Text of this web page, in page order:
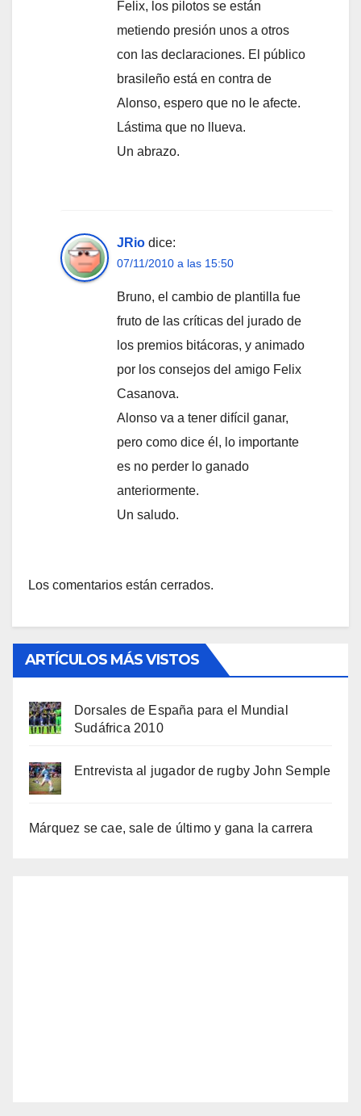
Felix, los pilotos se están
metiendo presión unos a otros
con las declaraciones. El público
brasileño está en contra de
Alonso, espero que no le afecte.
Lástima que no llueva.
Un abrazo.
JRio dice:
07/11/2010 a las 15:50
Bruno, el cambio de plantilla fue
fruto de las críticas del jurado de
los premios bitácoras, y animado
por los consejos del amigo Felix
Casanova.
Alonso va a tener difícil ganar,
pero como dice él, lo importante
es no perder lo ganado
anteriormente.
Un saludo.
Los comentarios están cerrados.
ARTÍCULOS MÁS VISTOS
Dorsales de España para el Mundial
Sudáfrica 2010
Entrevista al jugador de rugby John Semple
Márquez se cae, sale de último y gana la carrera